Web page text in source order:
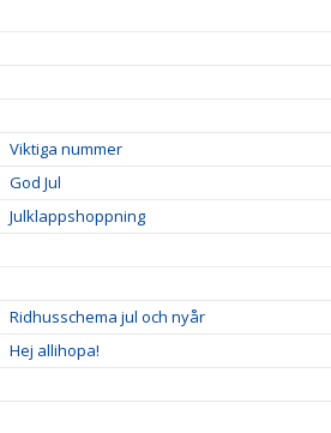
Viktiga nummer
God Jul
Julklappshoppning
Ridhusschema jul och nyår
Hej allihopa!